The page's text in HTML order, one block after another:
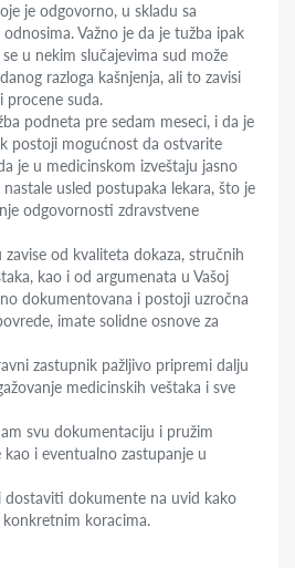
je odgovorno, u skladu sa
Važno je da je tužba ipak
u nekim slučajevima sud može
razloga kašnjenja, ali to zavisi
suda.
podneta pre sedam meseci, i da je
postoji mogućnost da ostvarite
je u medicinskom izveštaju jasno
usled postupaka lekara, što je
odgovornosti zdravstvene
zavise od kvaliteta dokaza, stručnih
kao i od argumenata u Vašoj
dokumentovana i postoji uzročna
imate solidne osnove za
zastupnik pažljivo pripremi dalju
medicinskih veštaka i sve
svu dokumentaciju i pružim
i eventualno zastupanje u
dostaviti dokumente na uvid kako
koracima.